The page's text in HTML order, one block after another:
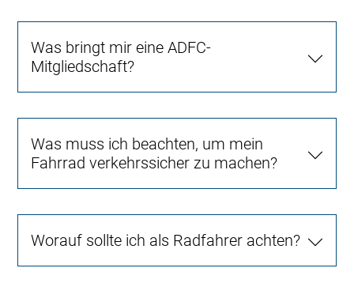
Was bringt mir eine ADFC-
Mitgliedschaft?
Was muss ich beachten, um mein
Fahrrad verkehrssicher zu machen?
Worauf sollte ich als Radfahrer achten?